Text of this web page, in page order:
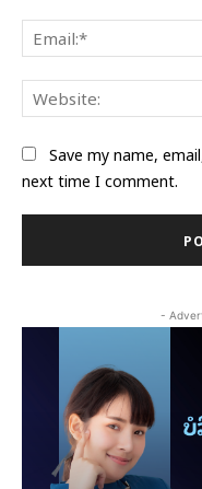
Save my name,
next time I comment.
-